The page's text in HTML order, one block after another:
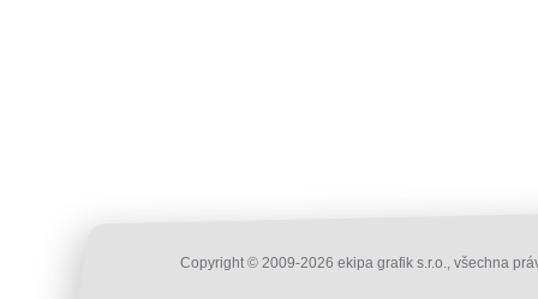
Copyright © 2009-2026 ekipa grafik s.r.o., všechna